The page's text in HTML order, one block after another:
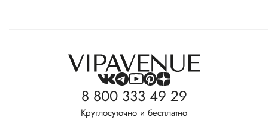
8 800 333 49 29
Круглосуточно и бесплатно